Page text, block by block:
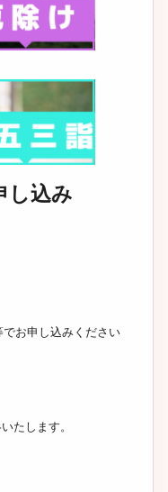
し込み
お申し込みください
たします。